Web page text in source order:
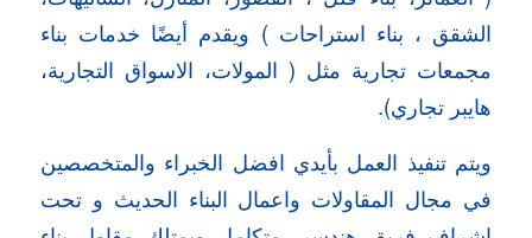
الشقق ، بناء استراحات ) ويقدم أيضًا خدمات بناء
مجمعات تجارية مثل ( المولات، الاسواق التجارية،
هايبر تجاري).
ويتم تنفيذ العمل بأيدي افضل الخبراء والمتخصصين
في مجال المقاولات واعمال البناء الحديث و تحت